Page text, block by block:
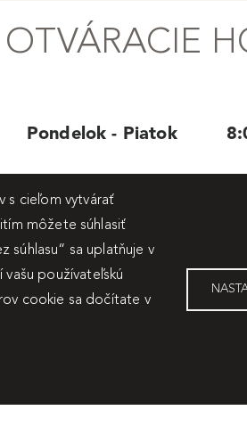
OTVÁRACIE
Pondelok - Piatok
s cieľom vytvárať
môžete súhlasiť
súhlasu“ sa uplatňuje v
používateľskú
cookie sa dočítate v